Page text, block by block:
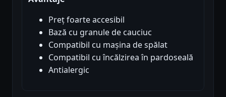
Preț foarte accesibil
Bază cu granule de cauciuc
Compatibil cu mașina de spălat
Compatibil cu încălzirea în pardoseală
Antialergic